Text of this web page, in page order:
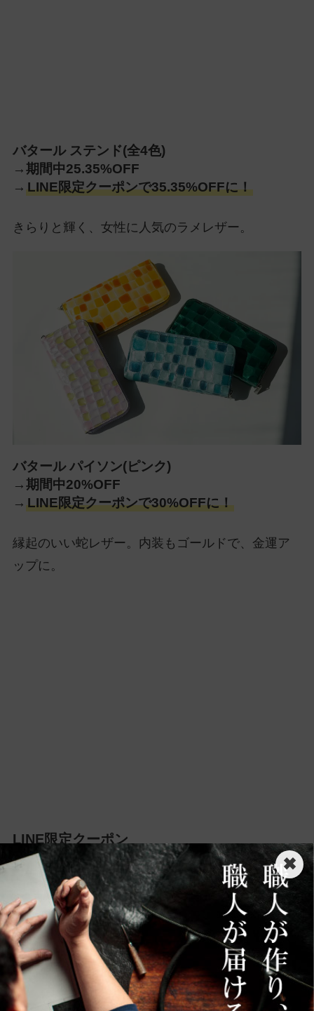
バタール ステンド(全4色)
→期間中25.35%OFF
→ LINE限定クーポンで35.35%OFFに！
きらりと輝く、女性に人気のラメレザー。
バタール パイソン(ピンク)
→期間中20%OFF
→ LINE限定クーポンで30%OFFに！
縁起のいい蛇レザー。内装もゴールドで、金運ア
ップに。
LINE限定クーポン
30％OFF対象作品
大人ボディバッグ(全3色)
→LINE限定クーポンで30%OFFに！
両手が空いて身軽にお出かけ。休日に最適。
✖